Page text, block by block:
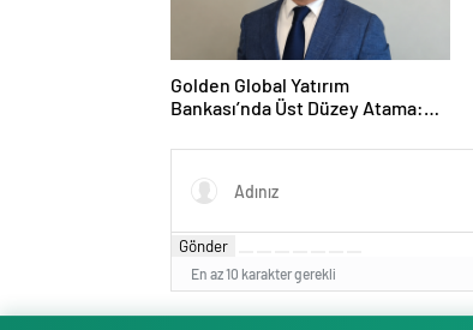
Golden Global Yatırım
Bankası’nda Üst Düzey Atama:
Üyesi Oldu
Gönder
En az 10 karakter gerekli